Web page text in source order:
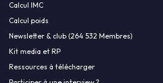
Calcul IMC
Calcul poids
Newsletter & club (264 532 Membres)
Kit media et RP
Ressources à télécharger